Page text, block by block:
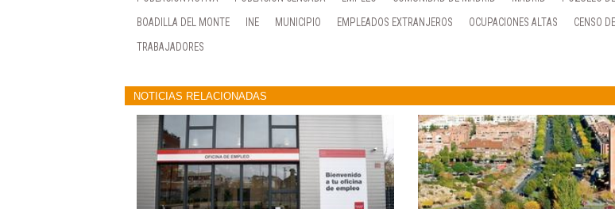
BOADILLA DEL MONTE
INE MUNICIPIO EMPLEADOS EXTRANJEROS OCUPACIONES ALTAS
CENSO
TRABAJADORES
NOTICIAS RELACIONADAS